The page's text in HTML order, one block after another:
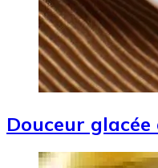
Douceur
Image